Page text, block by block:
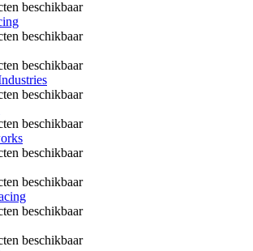
beschikbaar
beschikbaar
beschikbaar
beschikbaar
beschikbaar
beschikbaar
beschikbaar
beschikbaar
beschikbaar